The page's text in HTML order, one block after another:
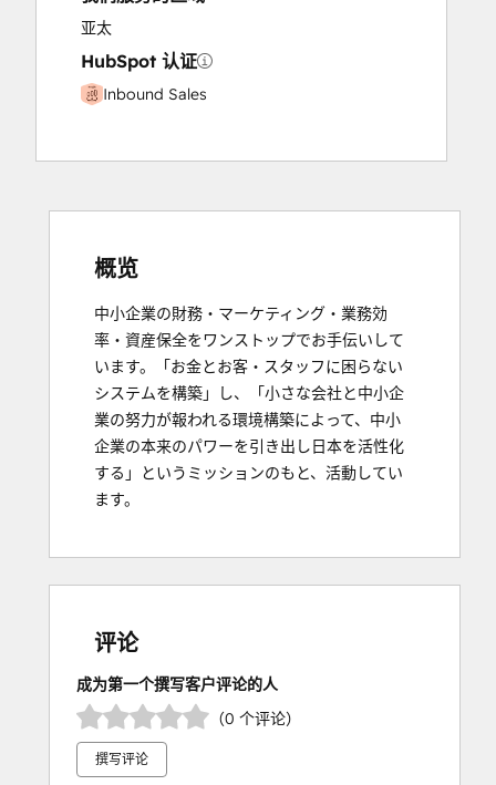
亚太
HubSpot 认证
Inbound Sales
概览
中小企業の財務・マーケティング・業務効
率・資産保全をワンストップでお手伝いして
います。「お金とお客・スタッフに困らない
システムを構築」し、「小さな会社と中小企
業の努力が報われる環境構築によって、中小
企業の本来のパワーを引き出し日本を活性化
する」というミッションのもと、活動してい
ます。
评论
成为第一个撰写客户评论的人
（0 个评论）
撰写评论